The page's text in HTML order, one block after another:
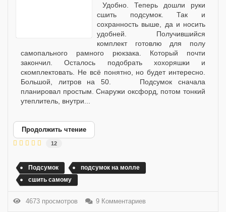
Удобно. Теперь дошли руки
сшить подсумок. Так и
сохранность выше, да и носить
удобней. Получившийся
комплект готовлю для полу
самопального рамного рюкзака. Который почти
закончил. Осталось подобрать хохоряшки и
скомплектовать. Не всё понятно, но будет интересно.
Большой, литров на 50. Подсумок сначала
планировал простым. Снаружи оксфорд, потом тонкий
утеплитель, внутри...
Продолжить чтение
12
Подсумок
подсумок на молле
сшить самому
4673 просмотров 9 Комментариев